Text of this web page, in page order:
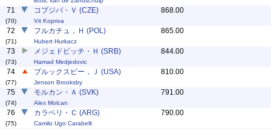
71
(70)
コプジバ・Ｖ (CZE)
Vit Kopriva
868.00
72
(71)
フルカチュ，Ｈ (POL)
Hubert Hurkacz
865.00
73
(73)
メジェドビッチ・Ｈ (SRB)
Hamad Medjedovic
844.00
74
(77)
ブルックスビー，Ｊ (USA)
Jenson Brooksby
810.00
75
(74)
モルカン・Ａ (SVK)
Alex Molcan
791.00
76
(75)
カラベリ・Ｃ (ARG)
Camilo Ugo Carabelli
790.00